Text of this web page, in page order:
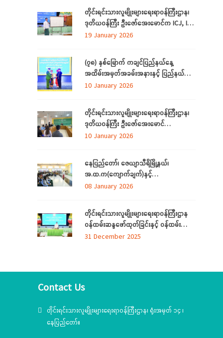
မည့်မြေနေရာတွင် လုပ်ငန်းဆောင်ရွက်မှု
အခြေအနေများကို ကြည့်ရှုစစ်ဆေးခြင်း
တိုင်းရင်းသားလူမျိုးများရေးရာဝန်ကြီးဌာန၊
ဒုတိယဝန်ကြီး ဦးဇော်‌အေးမောင်က ICJ, ICC
အပြည်ပြည်ဆိုင်ရာတရားရုံးများနှင့်
19 January 2026
(၇၈) နှစ်မြောက် ကချင်ပြည်နယ်နေ့
အထိမ်းအမှတ်အခမ်းအနားနှင့် ပြည်နယ်
ဂုဏ်ထူးဆောင်ဆုများ ချီးမြှင့်ခြင်း
စည်းလုံးညီညွတ်ခြင်းကို ထုတ်ဖော်ပြသသည့်
မနောအကကို ရိုးရာအစဉ်အလာနှင့်အညီ
အေးချမ်းပျော်ရွှင်စွာဆင်နွှဲ
10 January 2026
တိုင်းရင်းသားလူမျိုးများရေးရာဝန်ကြီးဌာန၊
ဒုတိယဝန်ကြီး ဦးဇော်‌အေးမောင်
ကချင်ပြည်နယ်၊ ညွှန်ကြား‌ရေးမှူးရုံးရှိ
10 January 2026
နေပြည်တော်၊ ဇေယျာသီရိမြို့နယ်၊
အ.ထ.က(ကျောက်ချက်)နှင့်
အ.ထ.က(ရေဆင်း) တ်ို့မှ ကျောင်းသား၊
ရေးရာဝန်ကြီးဌာနရှိ တိုင်းရင်းသား ရိုးရာ
ယဉ်ကျေးမှုပြခန်းသို့ လာရောက်လေ့လာ
08 January 2026
တိုင်းရင်းသားလူမျိုးများရေးရာဝန်ကြီးဌာန
ဝန်ထမ်းဆန္ဒဖော်ထုတ်ခြင်းနှင့် ဝန်ထမ်း
သက်သာချောင်ချိရေးအတွက် ထောက်ပံ့
31 December 2025
Contact Us
တိုင်းရင်းသားလူမျိုးများရေးရာဝန်ကြီးဌာန၊ ရုံးအမှတ် ၁၄ ၊
နေပြည်တော်။